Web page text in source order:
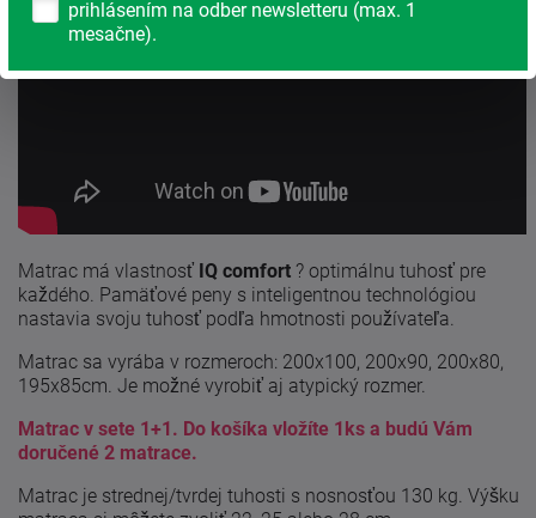
Matrac má vlastnosť IQ comfort ? optimálnu tuhosť pre
každého. Pamäťové peny s inteligentnou technológiou
nastavia svoju tuhosť podľa hmotnosti používateľa.
Matrac sa vyrába v rozmeroch: 200x100, 200x90, 200x80,
195x85cm. Je možné vyrobiť aj atypický rozmer.
Matrac v sete 1+1. Do košíka vložíte 1ks a budú Vám
doručené 2 matrace.
Matrac je strednej/tvrdej tuhosti s nosnosťou 130 kg. Výšku
prihlásením na odber newsletteru (max. 1
mesačne).